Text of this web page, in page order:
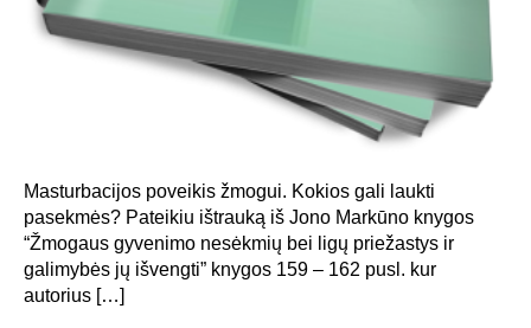
Masturbacijos poveikis žmogui. Kokios gali laukti
pasekmės? Pateikiu ištrauką iš Jono Markūno knygos
“Žmogaus gyvenimo nesėkmių bei ligų priežastys ir
galimybės jų išvengti” knygos 159 – 162 pusl. kur
autorius […]